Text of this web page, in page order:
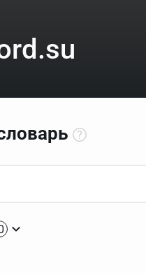
онлайн-словарём?
начните вводить слово,
слова неизвестно
случаев существует